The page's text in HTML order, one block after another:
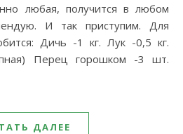
любая, получится в любом
И так приступим. Для
Дичь -1 кг. Лук -0,5 кг.
Перец горошком -3 шт.
ДАЛЕЕ